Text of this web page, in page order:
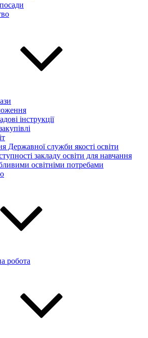
інструкції
Державної служби якості освіти
закладу освіти для навчання
освітніми потребами
робота